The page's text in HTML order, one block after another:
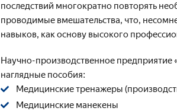
последствий многократно повторять
проводимые вмешательства, что,
навыков, как основу высокого
Научно-производственное предприятие
наглядные пособия:
Медицинские тренажеры
Медицинские манекены